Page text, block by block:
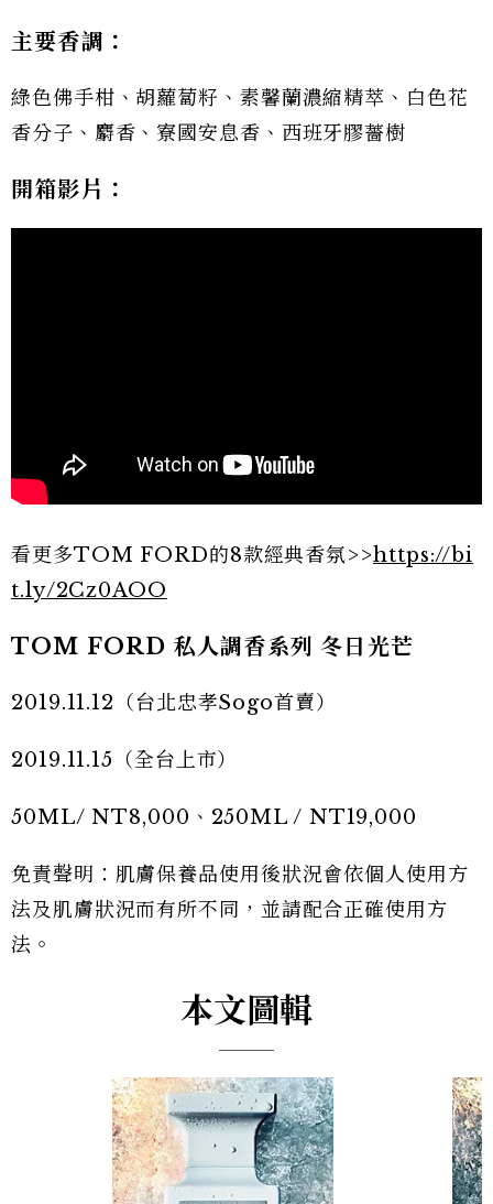
主要香調：
綠色佛手柑、胡蘿蔔籽、素馨蘭濃縮精萃、白色花
香分子、麝香、寮國安息香、西班牙膠薔樹
開箱影片：
看更多TOM FORD的8款經典香氛>>https://bi
t.ly/2Cz0AOO
TOM FORD 私人調香系列 冬日光芒
2019.11.12（台北忠孝Sogo首賣）
2019.11.15（全台上市）
50ML/ NT8,000、250ML / NT19,000
免責聲明：肌膚保養品使用後狀況會依個人使用方
法及肌膚狀況而有所不同，並請配合正確使用方
法。
本文圖輯